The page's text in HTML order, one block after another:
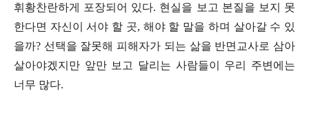
휘황찬란하게 포장되어 있다. 현실을 보고 본질을 보지 못
한다면 자신이 서야 할 곳, 해야 할 말을 하며 살아갈 수 있
을까? 선택을 잘못해 피해자가 되는 삶을 반면교사로 삼아
살아야겠지만 앞만 보고 달리는 사람들이 우리 주변에는
너무 많다.